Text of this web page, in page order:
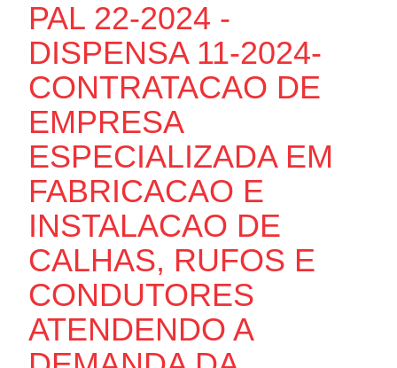
PAL 22-2024 -
DISPENSA 11-2024-
CONTRATACAO DE
EMPRESA
ESPECIALIZADA EM
FABRICACAO E
INSTALACAO DE
CALHAS, RUFOS E
CONDUTORES
ATENDENDO A